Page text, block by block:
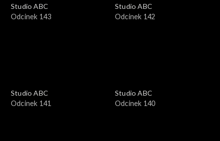
Studio ABC
Odcinek 143
Studio ABC
Odcinek 142
Studio ABC
Odcinek 141
Studio ABC
Odcinek 140